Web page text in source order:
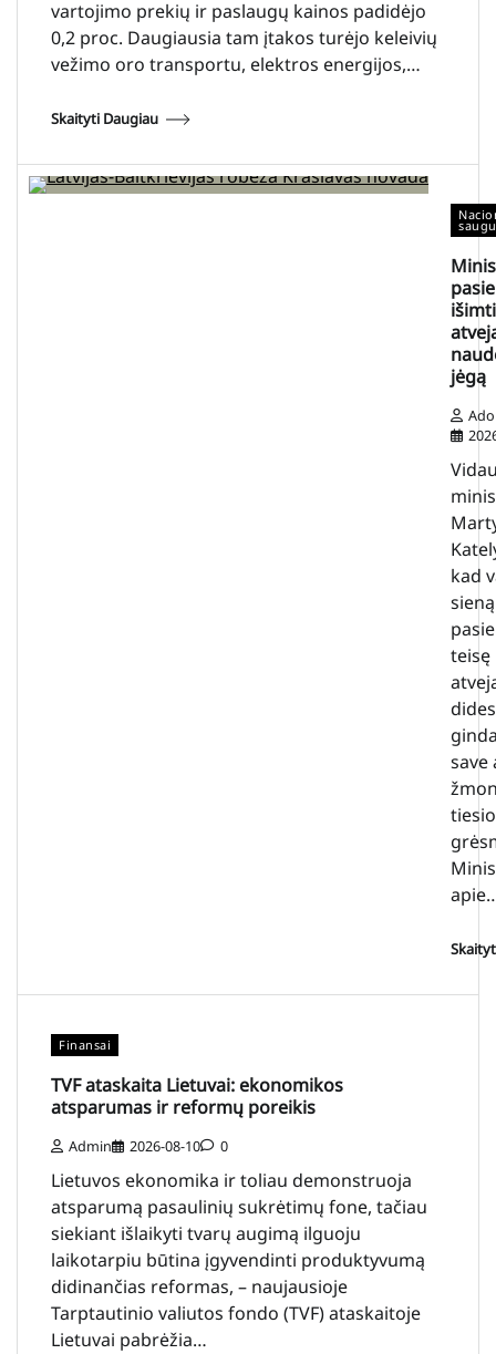
vartojimo prekių ir paslaugų kainos padidėjo
0,2 proc. Daugiausia tam įtakos turėjo keleivių
vežimo oro transportu, elektros energijos,…
Skaityti Daugiau
jėgą
kad
teisę
save
Finansai
TVF ataskaita Lietuvai: ekonomikos
atsparumas ir reformų poreikis
Admin 2026-08-10 0
Lietuvos ekonomika ir toliau demonstruoja
atsparumą pasaulinių sukrėtimų fone, tačiau
siekiant išlaikyti tvarų augimą ilguoju
laikotarpiu būtina įgyvendinti produktyvumą
didinančias reformas, – naujausioje
Tarptautinio valiutos fondo (TVF) ataskaitoje
Lietuvai pabrėžia…